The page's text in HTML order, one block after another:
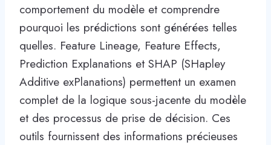
comportement du modèle et comprendre
pourquoi les prédictions sont générées telles
quelles. Feature Lineage, Feature Effects,
Prediction Explanations et SHAP (SHapley
Additive exPlanations) permettent un examen
complet de la logique sous-jacente du modèle
et des processus de prise de décision. Ces
outils fournissent des informations précieuses